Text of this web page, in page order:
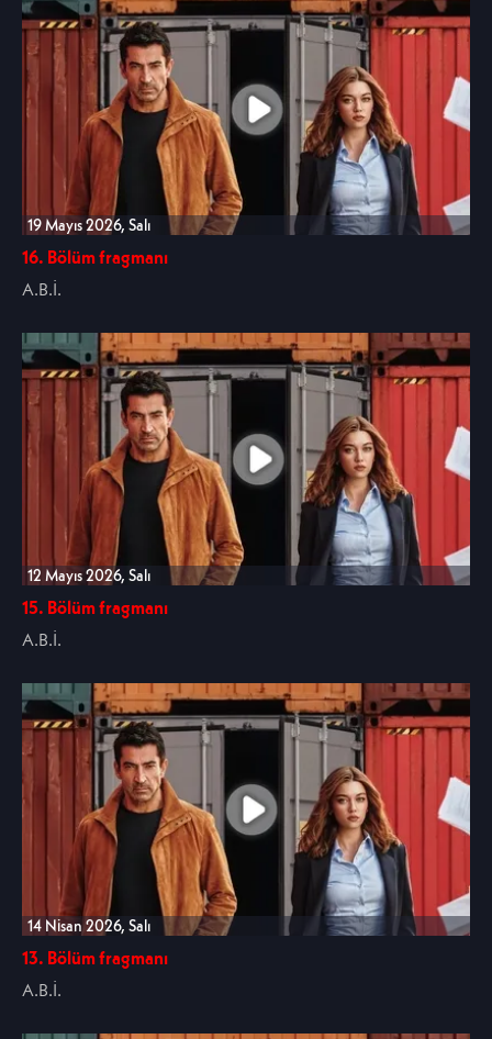
19 Mayıs 2026, Salı
16. Bölüm fragmanı
A.B.İ.
12 Mayıs 2026, Salı
15. Bölüm fragmanı
A.B.İ.
14 Nisan 2026, Salı
13. Bölüm fragmanı
A.B.İ.